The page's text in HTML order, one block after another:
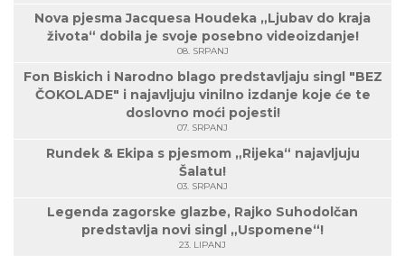
Nova pjesma Jacquesa Houdeka „Ljubav do kraja
života“ dobila je svoje posebno videoizdanje!
08. SRPANJ
Fon Biskich i Narodno blago predstavljaju singl "BEZ
ČOKOLADE" i najavljuju vinilno izdanje koje će te
doslovno moći pojesti!
07. SRPANJ
Rundek & Ekipa s pjesmom „Rijeka“ najavljuju
Šalatu!
03. SRPANJ
Legenda zagorske glazbe, Rajko Suhodolčan
predstavlja novi singl „Uspomene“!
23. LIPANJ